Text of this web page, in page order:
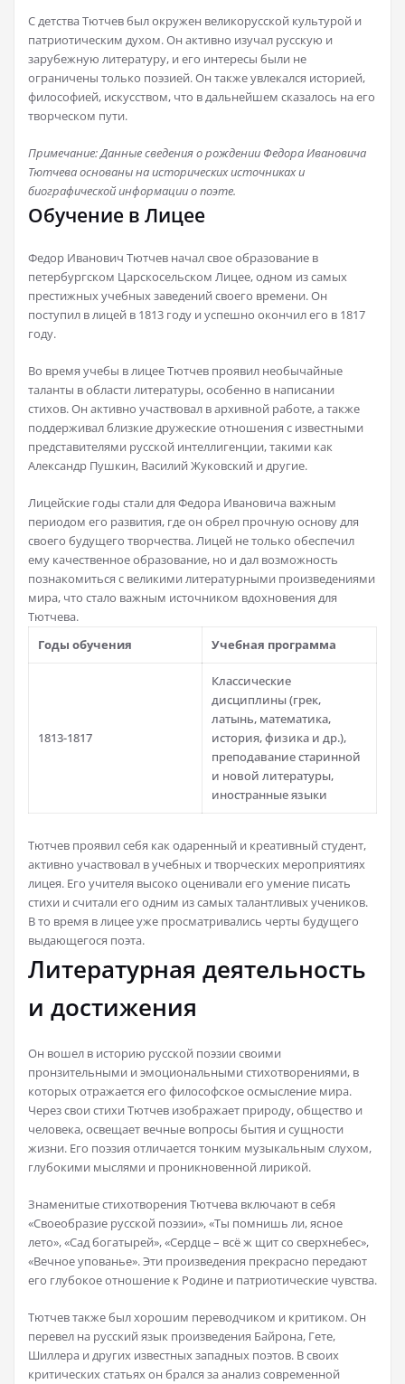
С детства Тютчев был окружен великорусской культурой и
патриотическим духом. Он активно изучал русскую и
зарубежную литературу, и его интересы были не
ограничены только поэзией. Он также увлекался историей,
философией, искусством, что в дальнейшем сказалось на его
творческом пути.
Примечание: Данные сведения о рождении Федора Ивановича
Тютчева основаны на исторических источниках и
биографической информации о поэте.
Обучение в Лицее
Федор Иванович Тютчев начал свое образование в
петербургском Царскосельском Лицее, одном из самых
престижных учебных заведений своего времени. Он
поступил в лицей в 1813 году и успешно окончил его в 1817
году.
Во время учебы в лицее Тютчев проявил необычайные
таланты в области литературы, особенно в написании
стихов. Он активно участвовал в архивной работе, а также
поддерживал близкие дружеские отношения с известными
представителями русской интеллигенции, такими как
Александр Пушкин, Василий Жуковский и другие.
Лицейские годы стали для Федора Ивановича важным
периодом его развития, где он обрел прочную основу для
своего будущего творчества. Лицей не только обеспечил
ему качественное образование, но и дал возможность
познакомиться с великими литературными произведениями
мира, что стало важным источником вдохновения для
Тютчева.
Годы обучения
Учебная программа
1813-1817
Классические
дисциплины (грек,
латынь, математика,
история, физика и др.),
преподавание старинной
и новой литературы,
иностранные языки
Тютчев проявил себя как одаренный и креативный студент,
активно участвовал в учебных и творческих мероприятиях
лицея. Его учителя высоко оценивали его умение писать
стихи и считали его одним из самых талантливых учеников.
В то время в лицее уже просматривались черты будущего
выдающегося поэта.
Литературная деятельность
и достижения
Он вошел в историю русской поэзии своими
пронзительными и эмоциональными стихотворениями, в
которых отражается его философское осмысление мира.
Через свои стихи Тютчев изображает природу, общество и
человека, освещает вечные вопросы бытия и сущности
жизни. Его поэзия отличается тонким музыкальным слухом,
глубокими мыслями и проникновенной лирикой.
Знаменитые стихотворения Тютчева включают в себя
«Своеобразие русской поэзии», «Ты помнишь ли, ясное
лето», «Сад богатырей», «Сердце – всё ж щит со сверхнебес»,
«Вечное упованье». Эти произведения прекрасно передают
его глубокое отношение к Родине и патриотические чувства.
Тютчев также был хорошим переводчиком и критиком. Он
перевел на русский язык произведения Байрона, Гете,
Шиллера и других известных западных поэтов. В своих
критических статьях он брался за анализ современной